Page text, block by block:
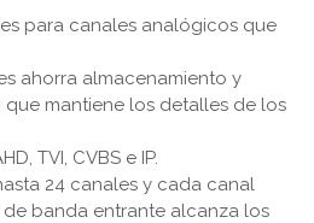
para canales analógicos que
ahorra almacenamiento y
mantiene los detalles de los
TVI, CVBS e IP.
24 canales y cada canal
de banda entrante alcanza los